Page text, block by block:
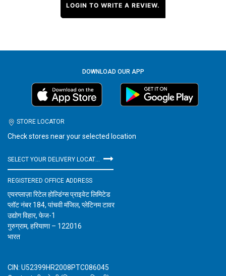
LOGIN TO WRITE A REVIEW.
DOWNLOAD OUR APP
STORE LOCATOR
Check stores near your selected location
REGISTERED OFFICE ADDRESS
एयरप्लाज़ा रिटेल होल्डिंग्स प्राइवेट लिमिटेड
प्लॉट नंबर 184, पांचवी मंजिल, प्लेटिनम टावर
उद्योग विहार, फेज-1
गुरुग्राम, हरियाणा – 122016
भारत
CIN: U52399HR2008PTC086045